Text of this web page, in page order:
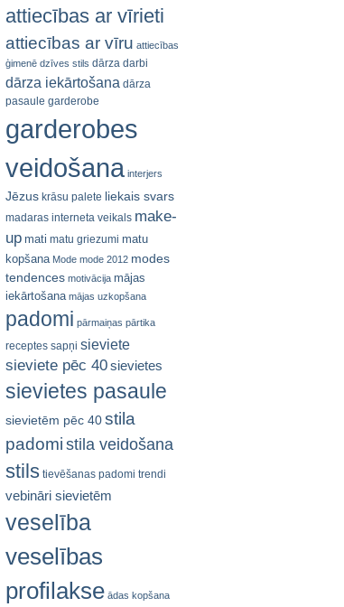
attiecības ar vīrieti
attiecības ar vīru attiecības
ģimenē dzīves stils dārza darbi
dārza iekārtošana dārza
pasaule garderobe
garderobes
veidošana interjers
Jēzus krāsu palete liekais svars
madaras interneta veikals make-
up mati matu griezumi matu
kopšana Mode mode 2012 modes
tendences motivācija mājas
iekārtošana mājas uzkopšana
padomi pārmaiņas pārtika
receptes sapņi sieviete
sieviete pēc 40sievietes
sievietes pasaule
sievietēm pēc 40stila
padomistila veidošana
stils tievēšanas padomi trendi
vebināri sievietēm
veselība
veselības
profilakse ādas kopšana